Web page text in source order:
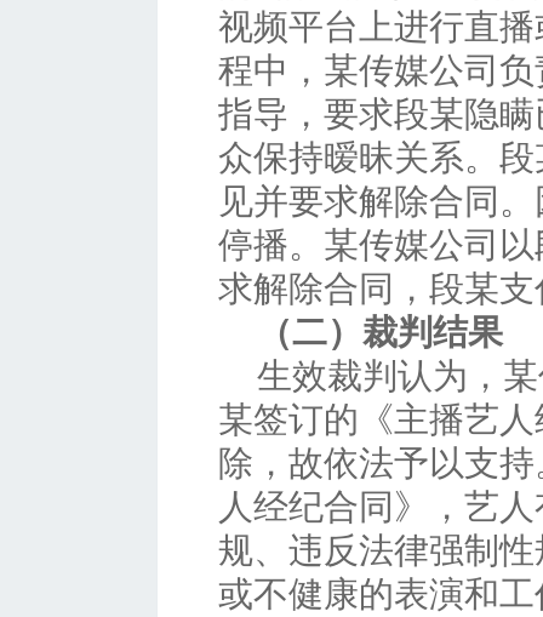
视频平台上进行直
程中，某传媒公司
指导，要求段某隐
众保持暧昧关系。
见并要求解除合同
停播。某传媒公司
求解除合同，段某
（二）裁判结果
生效裁判认为，
某签订的《主播艺
除，故依法予以支
人经纪合同》，艺
规、违反法律强制
或不健康的表演和